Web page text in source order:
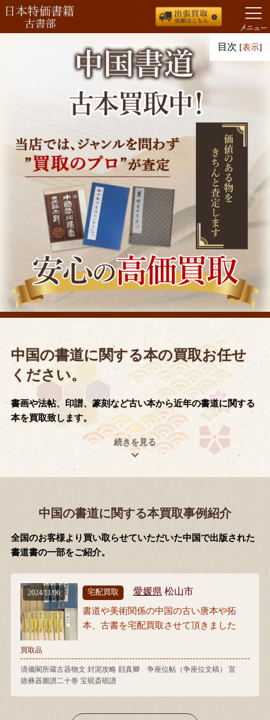
中国の書道に関する本の買取お任せ
ください。
書画や法帖、印譜、篆刻など古い本から近年の書道に関する
本を買取致します。
目次 [表示]
中国の書道に関する本買取事例紹介
全国のお客様より買い取らせていただいた中国で出版された
書道書の一部をご紹介。
宅配買取 愛媛県 松山市
書道や美術関係の中国の古い唐本や拓
本、古書を宅配買取させて頂きました
買取品
清儀閣所蔵古器物文 封泥攻略 顔真卿 争座位帖（争座位文稿） 宣
徳彝器圖譜二十巻 宝硯斎硯譜
2024/11/06